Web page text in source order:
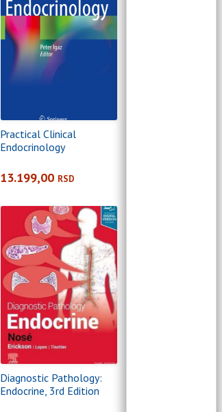
Practical Clinical
Endocrinology
13.199,00 RSD
Diagnostic Pathology:
Endocrine, 3rd Edition